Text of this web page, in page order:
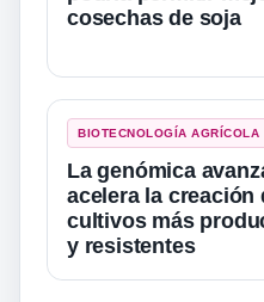
cosechas de soja
BIOTECNOLOGÍA AGRÍCOLA
La genómica
acelera la creación
cultivos más
y resistentes